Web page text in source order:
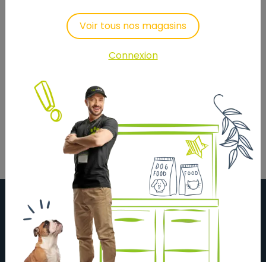
Laisser un avis
Bubi Nature est un aliment complémentaire pour
100% naturels. Sans colorants ni conservateurs. /
Thon 75 %, bouillon de poisson 24 %, riz 1 %.
Voir tous nos magasins
Connexion